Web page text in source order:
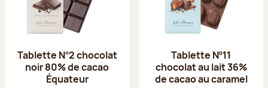
Tablette N°2 chocolat
noir 80% de cacao
Équateur
Tablette Nº11
chocolat au lait 36%
de cacao au caramel